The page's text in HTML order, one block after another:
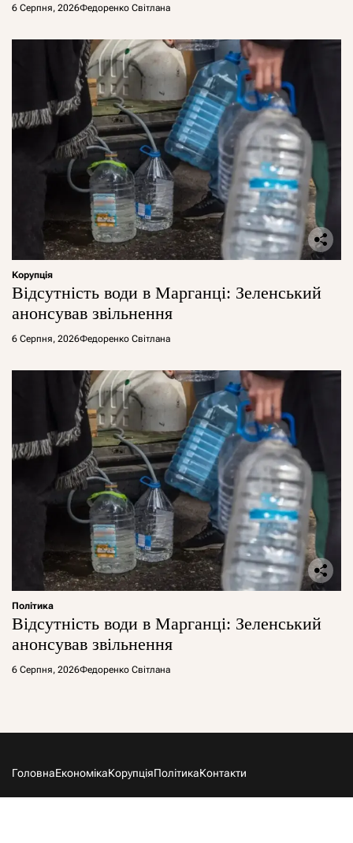
6 Серпня, 2026Федоренко Світлана
Корупція
Відсутність води в Марганці: Зеленський
анонсував звільнення
6 Серпня, 2026Федоренко Світлана
Політика
Відсутність води в Марганці: Зеленський
анонсував звільнення
6 Серпня, 2026Федоренко Світлана
ГоловнаЕкономікаКорупціяПолітикаКонтакти